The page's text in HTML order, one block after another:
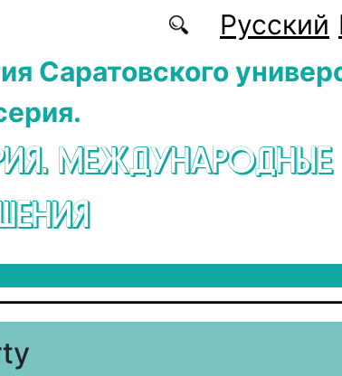
Русский
Саратовского
МЕЖДУНАРОДНЫЕ